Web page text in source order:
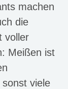
machen
die
voller
Meißen ist
viele